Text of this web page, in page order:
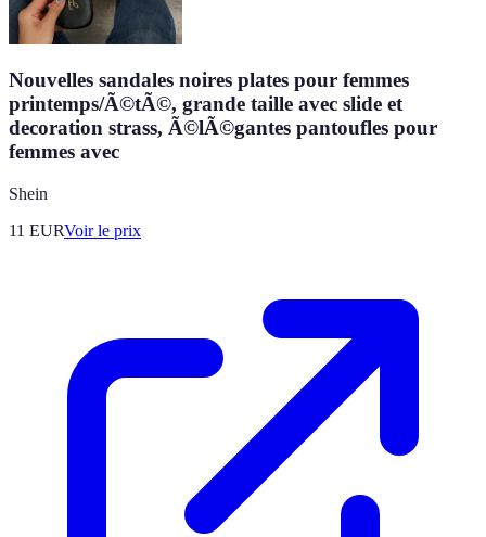
Nouvelles sandales noires plates pour femmes
printemps/Ã©tÃ©, grande taille avec slide et
decoration strass, Ã©lÃ©gantes pantoufles pour
femmes avec
Shein
11 EURVoir le prix